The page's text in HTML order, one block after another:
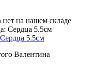
на нашем складе
5.5см
Валентина